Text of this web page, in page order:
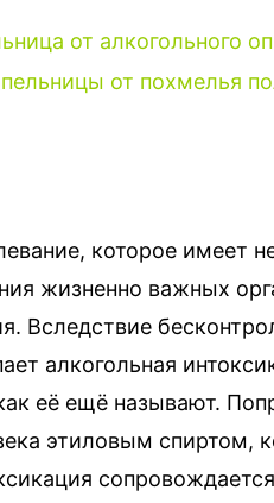
от алкогольного
от похмелья
которое имеет
жизненно важных
Вследствие
алкогольная
её ещё называют.
этиловым спиртом,